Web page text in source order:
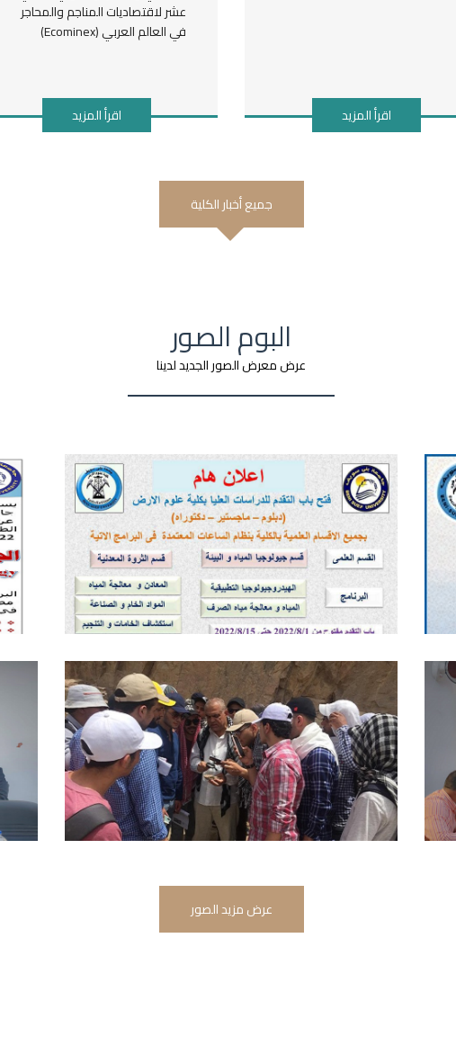
اقرأ المزيد
عشر لاقتصاديات المناجم والمحاجر
في العالم العربي (Ecominex)
اقرأ المزيد
جميع أخبار الكلية
البوم الصور
عرض معرض الصور الجديد لدينا
عرض مزيد الصور